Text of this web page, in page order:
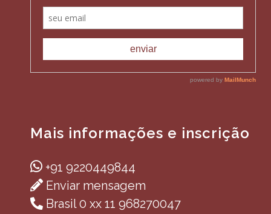
Mais informações e inscrição
+91 9220449844
Enviar mensagem
Brasil 0 xx 11 968270047